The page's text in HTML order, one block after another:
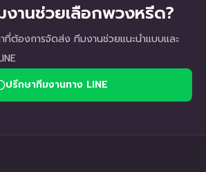
งานช่วยเลือกพวงหรีด?
ที่ต้องการจัดส่ง ทีมงานช่วยแนะนำแบบและ
ปรึกษาทีมงานทาง LINE